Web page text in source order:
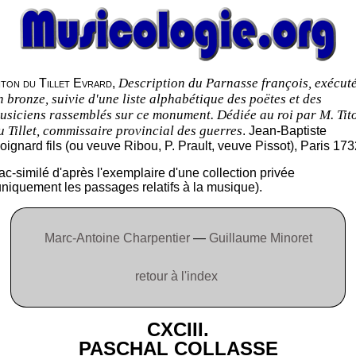
du Tillet Evrard, Description du Parnasse françois,
bronze, suivie d'une liste alphabétique des poëtes et des
rassemblés sur ce monument. Dédiée au roi par M.
Tillet, commissaire provincial des guerres. Jean-Baptiste
fils (ou veuve Ribou, P. Prault, veuve Pissot), Paris
similé d'après l'exemplaire d'une collection privée
les passages relatifs à la musique).
Marc-Antoine Charpentier— Guillaume Minoret
retour à l'index
CXCIII.
PASCHAL COLLASSE